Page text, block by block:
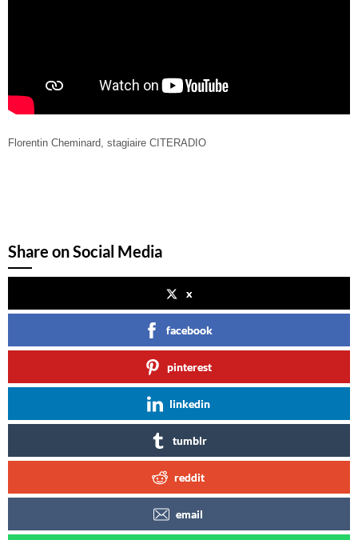
Florentin Cheminard, stagiaire CITERADIO
Share on Social Media
x
facebook
pinterest
linkedin
tumblr
reddit
email